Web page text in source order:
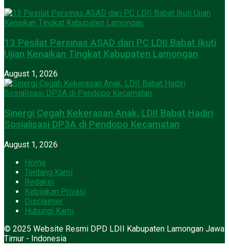
13 Pesilat Persinas ASAD dari PC LDII Babat Ikuti
Ujian Kenaikan Tingkat Kabupaten Lamongan
August 1, 2026
Sinergi Cegah Kekerasan Anak, LDII Babat Hadiri
Sosialisasi DP3A di Pendopo Kecamatan
August 1, 2026
Home
Tentang Kami
Redaksi
Kebijakan Privasi
Disclaimer
Hubungi Kami
© 2025 Website Resmi DPD LDII Kabupaten Lamongan Jawa
Timur - Indonesia